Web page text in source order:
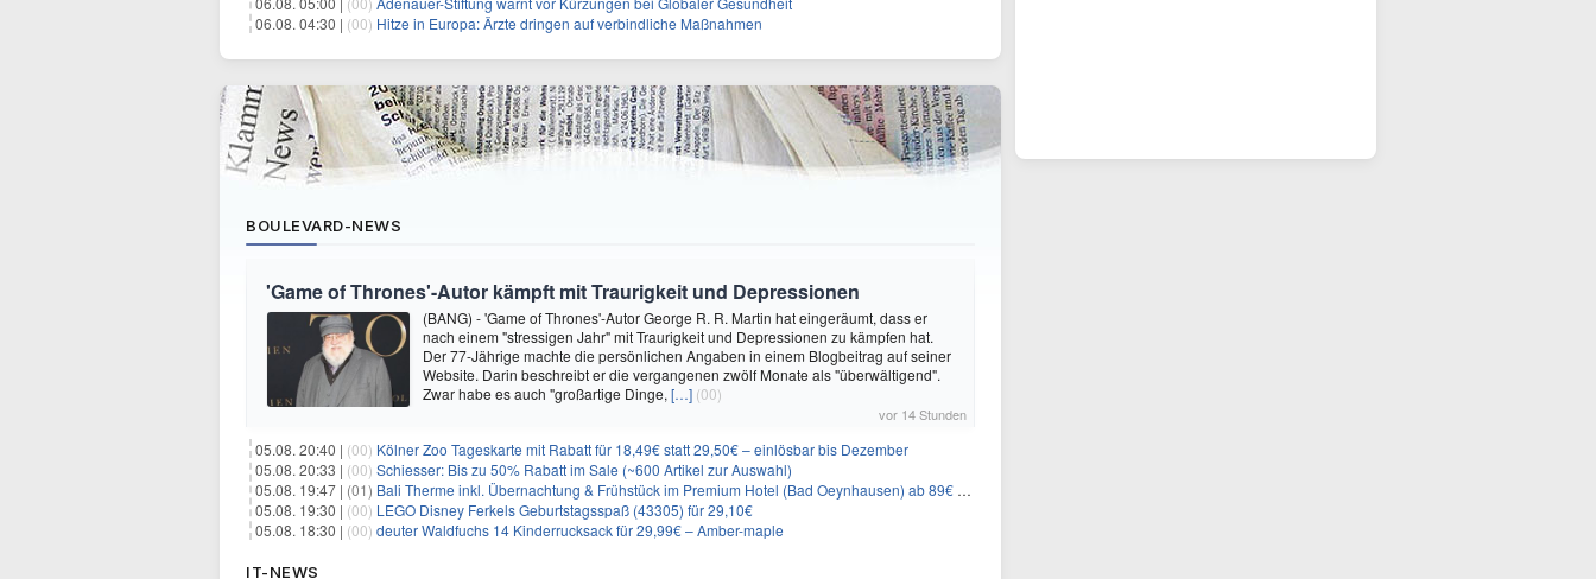
06.08. 04:30 | (00) Hitze in Europa: Ärzte dringen auf verbindliche Maßnahmen
BOULEVARD-NEWS
'Game of Thrones'-Autor kämpft mit Traurigkeit und Depressionen
(BANG) - 'Game of Thrones'-Autor George R. R. Martin hat eingeräumt, dass er
nach einem "stressigen Jahr" mit Traurigkeit und Depressionen zu kämpfen hat.
Der 77-Jährige machte die persönlichen Angaben in einem Blogbeitrag auf seiner
Website. Darin beschreibt er die vergangenen zwölf Monate als "überwältigend".
Zwar habe es auch "großartige Dinge, […] (00)
vor 14 Stunden
05.08. 20:40 | (00) Kölner Zoo Tageskarte mit Rabatt für 18,49€ statt 29,50€ – einlösbar bis Dezember
05.08. 20:33 | (00) Schiesser: Bis zu 50% Rabatt im Sale (~600 Artikel zur Auswahl)
05.08. 19:47 | (01) Bali Therme inkl. Übernachtung & Frühstück im Premium Hotel (Bad Oeynhausen) ab 89€ p.P.
05.08. 19:30 | (00) LEGO Disney Ferkels Geburtstagsspaß (43305) für 29,10€
05.08. 18:30 | (00) deuter Waldfuchs 14 Kinderrucksack für 29,99€ – Amber-maple
IT-NEWS